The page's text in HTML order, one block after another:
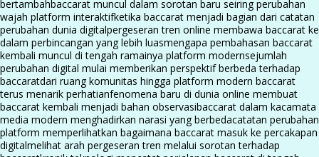
bertambahbaccarat muncul dalam sorotan baru seiring perubahan
wajah platform interaktifketika baccarat menjadi bagian dari catatan
perubahan dunia digitalpergeseran tren online membawa baccarat ke
dalam perbincangan yang lebih luasmengapa pembahasan baccarat
kembali muncul di tengah ramainya platform modernsejumlah
perubahan digital mulai memberikan perspektif berbeda terhadap
baccaratdari ruang komunitas hingga platform modern baccarat
terus menarik perhatianfenomena baru di dunia online membuat
baccarat kembali menjadi bahan observasibaccarat dalam kacamata
media modern menghadirkan narasi yang berbedacatatan perubahan
platform memperlihatkan bagaimana baccarat masuk ke percakapan
digitalmelihat arah pergeseran tren melalui sorotan terhadap